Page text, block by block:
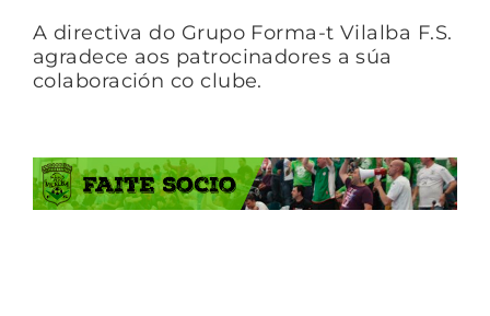
A directiva do Grupo Forma-t Vilalba F.S.
agradece aos patrocinadores a súa
colaboración co clube.